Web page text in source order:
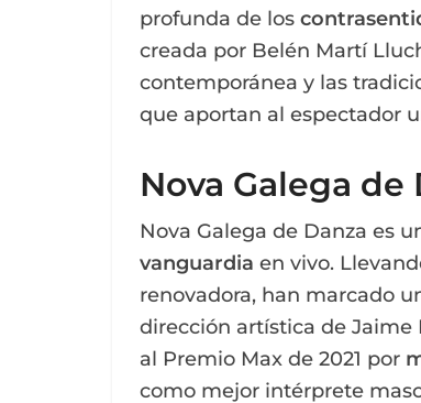
profunda de los
creada por Belén Martí
contemporánea y las
que aportan al espectador
Nova Galega
Nova Galega de Danza es
vanguardia en vivo.
renovadora, han marcado
dirección artística de Jaime
al Premio Max de 2021 por
como mejor intérprete